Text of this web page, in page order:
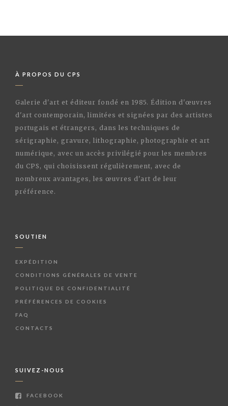
À PROPOS DU CPS
Galerie d'art et éditeur fondé en 1985. Édition d'œuvres
d'art contemporain, limitées et signées par des artistes
portugais et étrangers, dans les techniques de
sérigraphie, gravure, lithographie, photographie et art
numérique, avec un accès privilégié pour les membres
du CPS, qui choisissent régulièrement, avec de
nombreux avantages, les œuvres d'art de leur
préférence.
SOUTIEN
EXPÉDITION
CONDITIONS GÉNÉRALES DE VENTE
POLITIQUE DE CONFIDENTIALITÉ
PRÉFÉRENCES DE COOKIES
FAQ
CONTACTS
SUIVEZ-NOUS
FACEBOOK